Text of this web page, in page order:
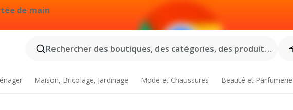
de main
Rechercher des boutiques, des catégories, des produits...
Maison, Bricolage, Jardinage Mode et Chaussures Beauté et Parfumerie